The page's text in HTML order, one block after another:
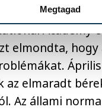
Megtagadaz
Academy
elmondta,
az elmaradt
Az állami